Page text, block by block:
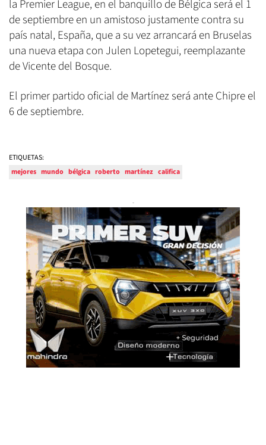
la Premier League, en el banquillo de Bélgica será el 1
de septiembre en un amistoso justamente contra su
país natal, España, que a su vez arrancará en Bruselas
una nueva etapa con Julen Lopetegui, reemplazante
de Vicente del Bosque.
El primer partido oficial de Martínez será ante Chipre el
6 de septiembre.
ETIQUETAS:
mejores mundo bélgica roberto martínez califica